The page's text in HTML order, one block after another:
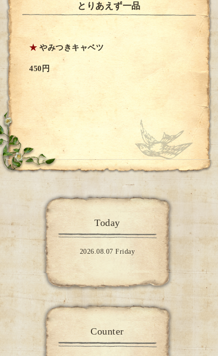
とりあえず一品
★ やみつきキャベツ
450円
Today
2026.08.07 Friday
Counter